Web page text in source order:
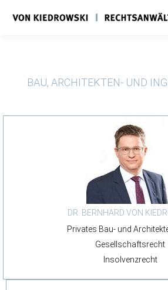
BAU, ARCHITEKTEN- UND
DR. BERNHARD VON
Privates Bau- und
Gesellschaftsrecht
Insolvenzrecht